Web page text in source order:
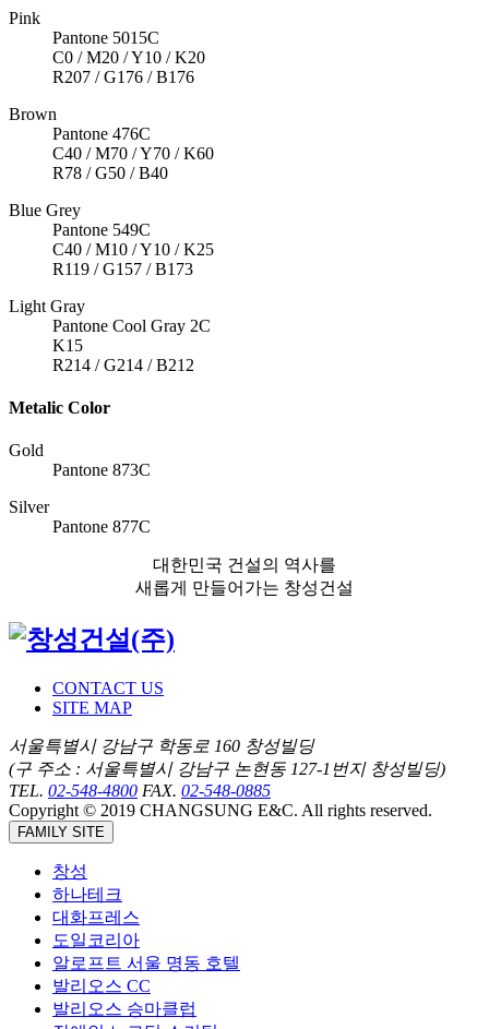
Pink
Pantone 5015C
C0 / M20 / Y10 / K20
R207 / G176 / B176
Brown
Pantone 476C
C40 / M70 / Y70 / K60
R78 / G50 / B40
Blue Grey
Pantone 549C
C40 / M10 / Y10 / K25
R119 / G157 / B173
Light Gray
Pantone Cool Gray 2C
K15
R214 / G214 / B212
Metalic Color
Gold
Pantone 873C
Silver
Pantone 877C
대한민국 건설의 역사를
새롭게 만들어가는 창성건설
CONTACT US
SITE MAP
서울특별시 강남구 학동로 160 창성빌딩
(구 주소 : 서울특별시 강남구 논현동 127-1번지 창성빌딩)
TEL. 02-548-4800 FAX. 02-548-0885
Copyright © 2019 CHANGSUNG E&C. All rights reserved.
FAMILY SITE
창성
하나테크
대화프레스
도일코리아
알로프트 서울 명동 호텔
발리오스 CC
발리오스 승마클럽